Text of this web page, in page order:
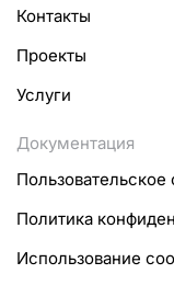
Контакты
Проекты
Услуги
Документация
Политика
Использование